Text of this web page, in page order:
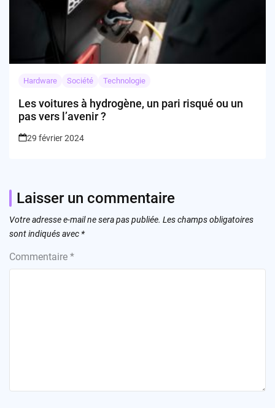
Hardware Société Technologie
Les voitures à hydrogène, un pari risqué ou un
pas vers l’avenir ?
29 février 2024
Laisser un commentaire
Votre adresse e-mail ne sera pas publiée. Les champs obligatoires
sont indiqués avec *
Commentaire *